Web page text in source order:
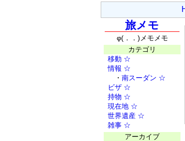
旅メモ
φ(．．)メモメモ
カテゴリ
移動 ☆
情報 ☆
・ 南スーダン ☆
ビザ ☆
持物 ☆
現在地 ☆
世界遺産 ☆
雑事 ☆
アーカイブ